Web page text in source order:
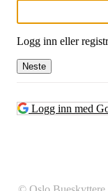
Logg inn eller
Neste
Logg inn med